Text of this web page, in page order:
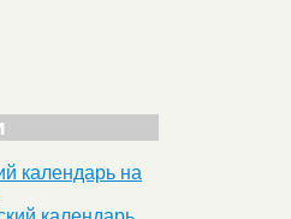
календарь на